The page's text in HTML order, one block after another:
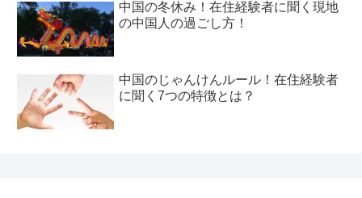
中国の冬休み！在住経験者に聞く現地
の中国人の過ごし方！
中国のじゃんけんルール！在住経験者
に聞く7つの特徴とは？